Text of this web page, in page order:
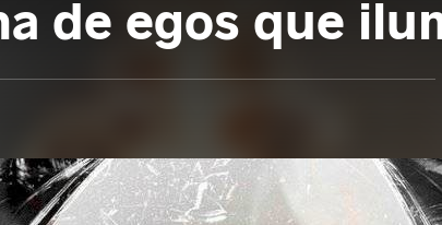
de egos que